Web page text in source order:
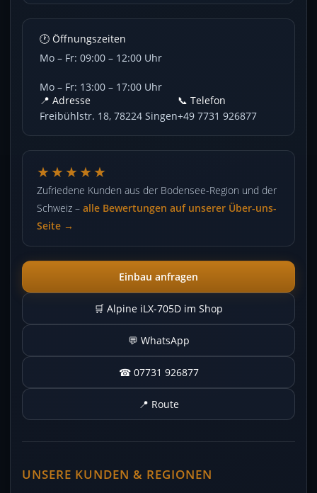
🕐 Öffnungszeiten
Mo – Fr: 09:00 – 12:00 Uhr
Mo – Fr: 13:00 – 17:00 Uhr
📍 Adresse
Freibühlstr. 18, 78224 Singen
📞 Telefon
+49 7731 926877
★★★★★
Zufriedene Kunden aus der Bodensee-Region und der
Schweiz – alle Bewertungen auf unserer Über-uns-
Seite →
Einbau anfragen
🛒 Alpine iLX-705D im Shop
💬 WhatsApp
☎ 07731 926877
📍 Route
UNSERE KUNDEN & REGIONEN